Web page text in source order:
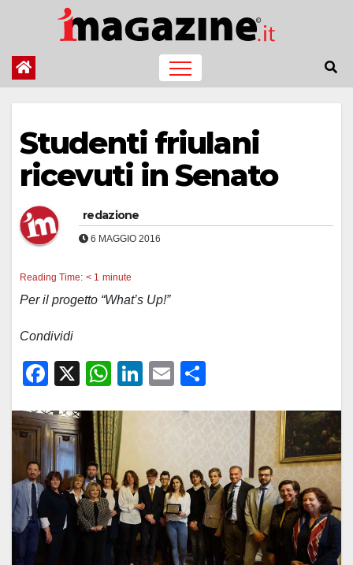
contenuto
Studenti friulani
ricevuti in Senato
redazione
6 MAGGIO 2016
Reading Time: < 1 minute
Per il progetto “What’s Up!”
Condividi
F
c
e
b
o
o
k
X
W
at
s
A
p
p
Li
dI
n
E
ail n
vi
di